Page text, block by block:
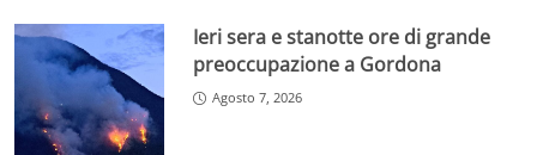
Ieri sera e stanotte ore di grande
preoccupazione a Gordona
Agosto 7, 2026